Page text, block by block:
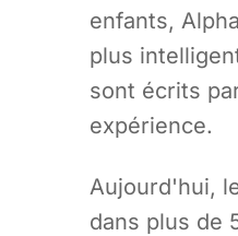
enfants,
plus
sont écrits
expérience.
Aujourd'hui,
dans plus de